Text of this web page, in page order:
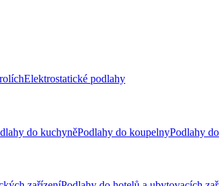
Elektrostatické podlahy
do kuchyněPodlahy do koupelnyPodlahy